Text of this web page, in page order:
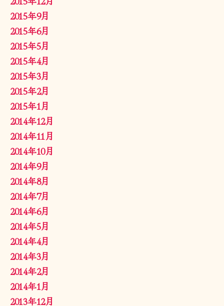
2015年9月
2015年6月
2015年5月
2015年4月
2015年3月
2015年2月
2015年1月
2014年12月
2014年11月
2014年10月
2014年9月
2014年8月
2014年7月
2014年6月
2014年5月
2014年4月
2014年3月
2014年2月
2014年1月
2013年12月